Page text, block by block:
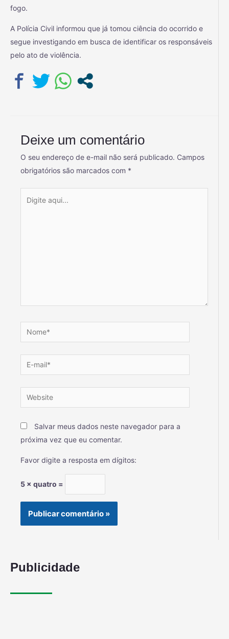
fogo.
A Polícia Civil informou que já tomou ciência do ocorrido e
segue investigando em busca de identificar os responsáveis
pelo ato de violência.
Deixe um comentário
O seu endereço de e-mail não será publicado. Campos
obrigatórios são marcados com *
Salvar meus dados neste navegador para a
próxima vez que eu comentar.
Favor digite a resposta em dígitos:
5 × quatro =
Publicidade